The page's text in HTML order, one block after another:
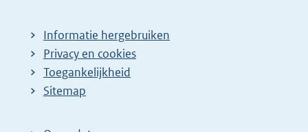
Informatie hergebruiken
Privacy en cookies
Toegankelijkheid
Sitemap